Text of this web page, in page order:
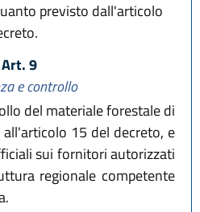
previsto dall'articolo
Art. 9
e controllo
del materiale forestale di
15 del decreto, e
sui fornitori autorizzati
regionale competente